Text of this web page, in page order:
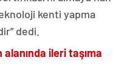
kenti yapma
dedi.
ileri taşıma